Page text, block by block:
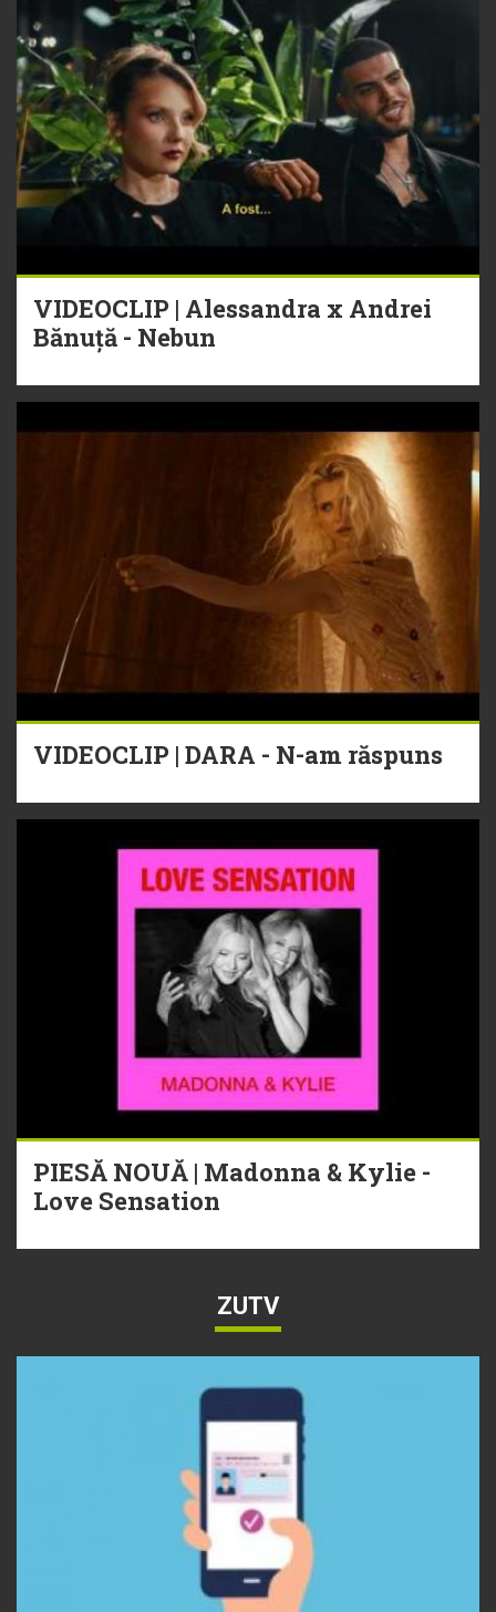
VIDEOCLIP | Alessandra x Andrei
Bănuță - Nebun
VIDEOCLIP | DARA - N-am răspuns
PIESĂ NOUĂ | Madonna & Kylie -
Love Sensation
ZUTV